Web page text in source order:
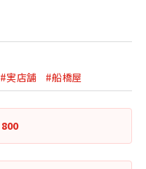
#実店舗 #船橋屋
800